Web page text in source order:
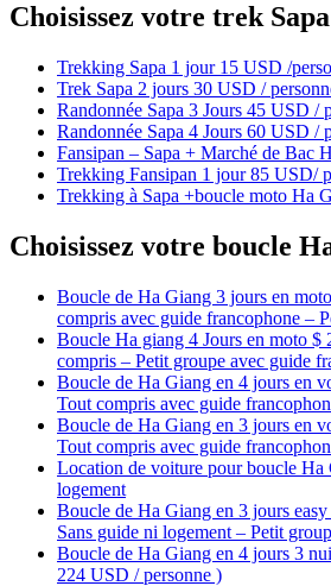
Choisissez votre trek
Trekking Sapa 1 jour 15 USD /
Trek Sapa 2 jours 30 USD /
Randonnée Sapa 3 Jours 45 USD /
Randonnée Sapa 4 Jours 60 USD /
Fansipan – Sapa + Marché de Bac
Trekking Fansipan 1 jour 85 USD/
Trekking à Sapa +boucle moto Ha
Choisissez votre boucle
Boucle de Ha Giang 3 jours en
compris avec guide francophone –
Boucle Ha giang 4 Jours en moto $
compris – Petit groupe avec guide
Boucle de Ha Giang en 4 jours en
Tout compris avec guide
Boucle de Ha Giang en 3 jours en
Tout compris avec guide
Location de voiture pour boucle Ha
logement
Boucle de Ha Giang en 3 jours
Sans guide ni logement – Petit
Boucle de Ha Giang en 4 jours 3
224 USD / personne )